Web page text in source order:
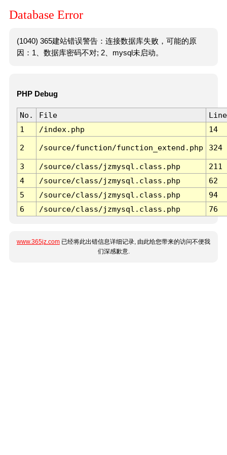
Database Error
(1040) 365建站错误警告：连接数据库失败，可能的原
因：1、数据库密码不对; 2、mysql未启动。
PHP Debug
No. File
Line
1
/index.php 14
2 /source/function/function_extend.php 324
3 /source/class/jzmysql.class.php
211
4
/source/class/jzmysql.class.php
62
5
/source/class/jzmysql.class.php
94
6
/source/class/jzmysql.class.php 76
www.365jz.com 已经将此出错信息详细记录, 由此给您带来的访问不便我
们深感歉意.